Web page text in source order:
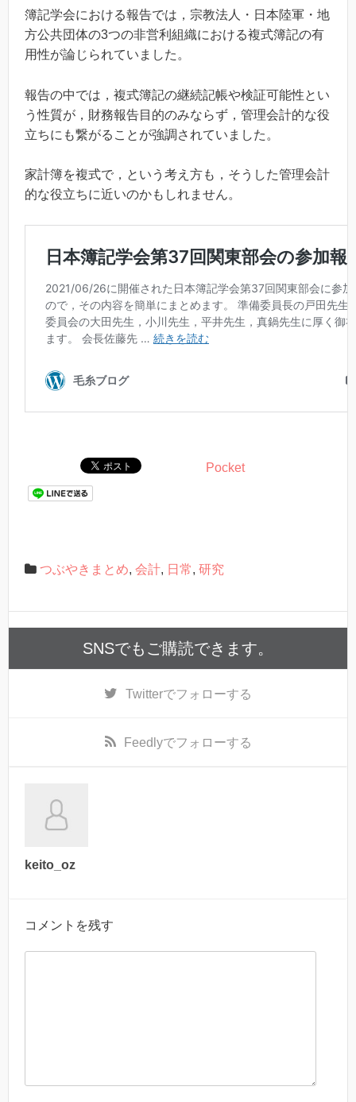
簿記学会における報告では，宗教法人・日本陸軍・地
方公共団体の3つの非営利組織における複式簿記の有
用性が論じられていました。
報告の中では，複式簿記の継続記帳や検証可能性とい
う性質が，財務報告目的のみならず，管理会計的な役
立ちにも繋がることが強調されていました。
家計簿を複式で，という考え方も，そうした管理会計
的な役立ちに近いのかもしれません。
Pocket
つぶやきまとめ, 会計, 日常, 研究
SNSでもご購読できます。
Twitterでフォローする
Feedlyでフォローする
keito_oz
コメントを残す